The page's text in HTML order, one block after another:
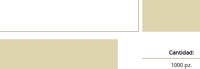
Cantidad:
1000 pz.